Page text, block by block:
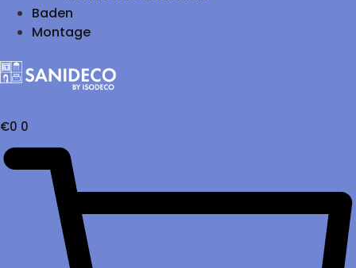
Baden
Montage
€0 0